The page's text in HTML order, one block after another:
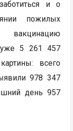
и о
пожилых
5 261 457
всего
978 347
день 957